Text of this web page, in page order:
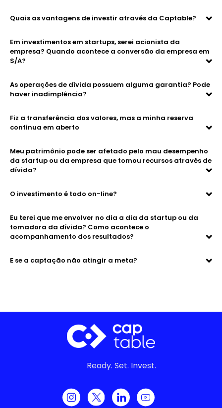
Quais as vantagens de investir através da Captable?
Em investimentos em startups, serei acionista da
empresa? Quando acontece a conversão da empresa em
S/A?
As operações de dívida possuem alguma garantia? Pode
haver inadimplência?
Fiz a transferência dos valores, mas a minha reserva
continua em aberto
Meu patrimônio pode ser afetado pelo mau desempenho
da startup ou da empresa que tomou recursos através de
dívida?
O investimento é todo on-line?
Eu terei que me envolver no dia a dia da startup ou da
tomadora da dívida? Como acontece o
acompanhamento dos resultados?
E se a captação não atingir a meta?
Ready. Set. Invest.